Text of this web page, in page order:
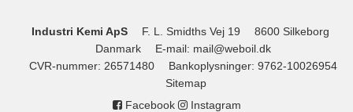
Industri Kemi ApS F. L. Smidths Vej 19
8600 Silkeborg
Danmark
E-mail: mail@weboil.dk
CVR-nummer: 26571480 Bankoplysninger: 9762-10026954
Sitemap
Facebook
Instagram